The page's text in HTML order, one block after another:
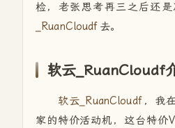
检，老张思考再三之后还是
_RuanCloudf 去。
软云_RuanCloudf
软云_RuanCloudf ，我
家的特价活动机，这台特价